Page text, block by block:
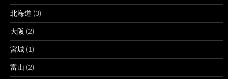
北海道 (3)
大阪 (2)
宮城 (1)
富山 (2)